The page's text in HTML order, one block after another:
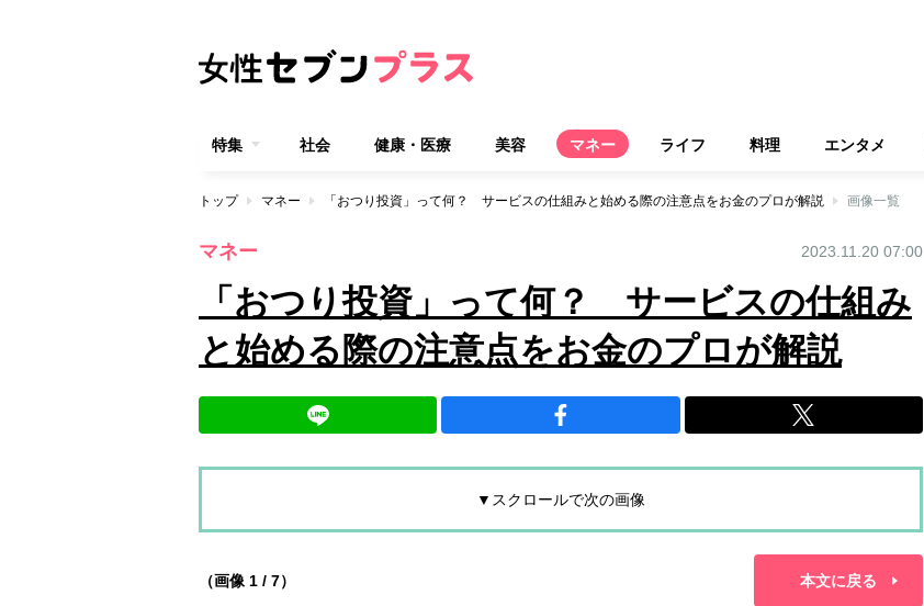
特集 社会 健康・医療 美容 マネー ライフ 料理 エンタメ
トップ マネー 「おつり投資」って何？ サービスの仕組みと始める際の注意点をお金のプロが解説 画像一覧
マネー 2023.11.20 07:00
「おつり投資」って何？ サービスの仕組み
と始める際の注意点をお金のプロが解説
▼スクロールで次の画像
（画像 1 / 7） 本文に戻る